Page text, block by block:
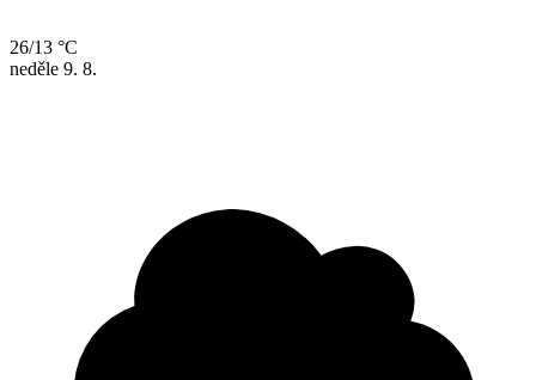
26/13 °C
neděle 9. 8.